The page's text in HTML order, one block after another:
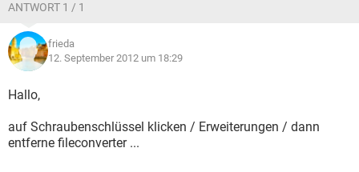
ANTWORT 1 / 1
frieda
12. September 2012 um 18:29
Hallo,
auf Schraubenschlüssel klicken / Erweiterungen / dann
entferne fileconverter ...